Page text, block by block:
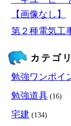
【画像なし】
第２種電気工
カテゴ
勉強ワンポイ
勉強道具 (16)
宅建 (134)